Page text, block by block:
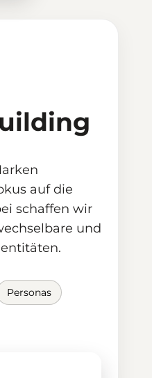
auf die
schaffen wir
und
Personas